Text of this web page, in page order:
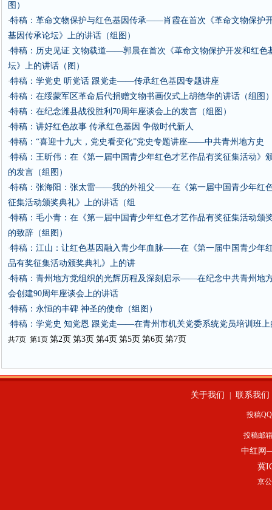
图）
·特稿：革命文物保护与红色基因传承——肖霞在首次《革命文物保护
基因传承论坛》上的讲话（组图）
·特稿：历史见证 文物载道——郭晨在首次《革命文物保护开发和红色
坛》上的讲话（图）
·特稿：学党史 听党话 跟党走——传承红色基因专题讲座
·特稿：在绥蒙军区革命后代捐赠文物书画仪式上胡德华的讲话（组图
·特稿：在纪念潍县战役胜利70周年座谈会上的发言（组图）
·特稿：讲好红色故事 传承红色基因 争做时代新人
·特稿：“喜迎十九大，党史看变化”党史专题讲座——中共青州地方史
·特稿：王昕伟：在《第一届中国青少年红色才艺作品有奖征集活动》
的发言（组图）
·特稿：张海阳：张太雷——我的外祖父——在《第一届中国青少年红
征集活动颁奖典礼》上的讲话（组
·特稿：毛小青：在《第一届中国青少年红色才艺作品有奖征集活动颁
的致辞（组图）
·特稿：江山：让红色基因融入青少年血脉——在《第一届中国青少年
品有奖征集活动颁奖典礼》上的讲
·特稿：青州地方党组织的光辉历程及深刻启示——在纪念中共青州地
会创建90周年座谈会上的讲话
·特稿：永恒的丰碑 神圣的使命（组图）
·特稿：学党史 知党恩 跟党走——在青州市机关党委系统党员培训班上
共7页 第1页 第2页 第3页 第4页 第5页 第6页 第7页
关于我们 联系我们
投稿
投稿邮
中红网
冀
京